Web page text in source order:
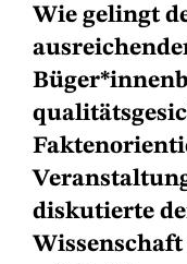
Wie gelingt
diskutierte